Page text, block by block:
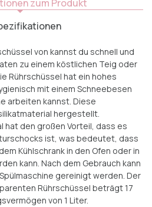
zum Produkt
von kannst du schnell und
zu einem köstlichen Teig oder
Rührschüssel hat ein hohes
mit einem Schneebesen
arbeiten kannst. Diese
hergestellt.
hat den großen Vorteil, dass es
ist, was bedeutet, dass
Kühlschrank in den Ofen oder in
kann. Nach dem Gebrauch kann
gereinigt werden. Der
Rührschüssel beträgt 17
von 1 Liter.